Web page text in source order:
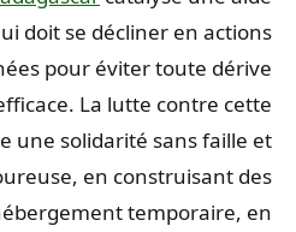
doit se décliner en actions
pour éviter toute dérive
La lutte contre cette
une solidarité sans faille et
en construisant des
temporaire, en